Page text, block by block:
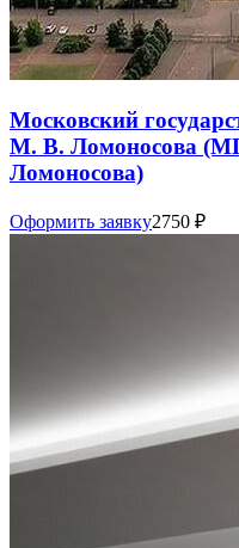
Московский
М. В. Ломоносова
Ломоносова)
Оформить заявку2750 ₽